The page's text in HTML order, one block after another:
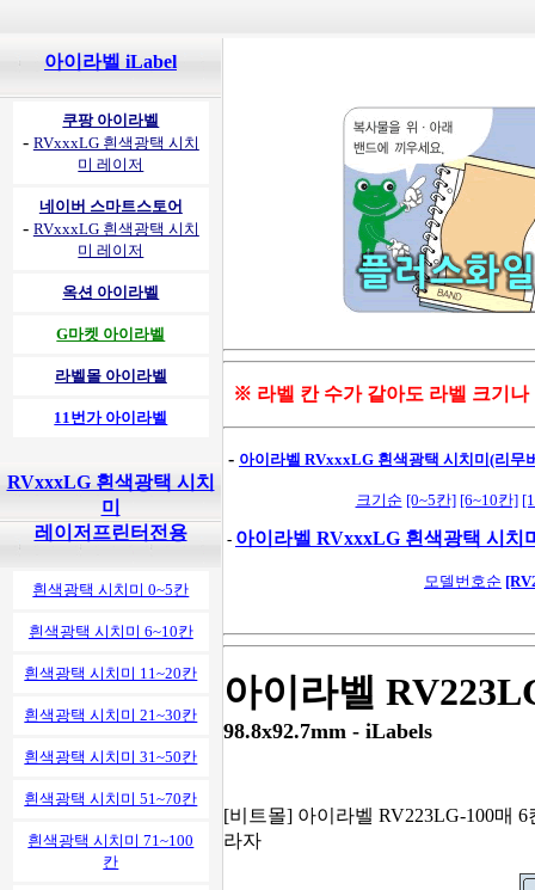
아이라벨 iLabel
쿠팡 아이라벨
- RVxxxLG 흰색광택 시치
미 레이저
네이버 스마트스토어
- RVxxxLG 흰색광택 시치
미 레이저
옥션 아이라벨
G마켓 아이라벨
라벨몰 아이라벨
11번가 아이라벨
RVxxxLG 흰색광택 시치
미
레이저프린터전용
흰색광택 시치미 0~5칸
흰색광택 시치미 6~10칸
흰색광택 시치미 11~20칸
흰색광택 시치미 21~30칸
흰색광택 시치미 31~50칸
흰색광택 시치미 51~70칸
흰색광택 시치미 71~100
칸
※ 라벨 칸 수가 같아도 라벨 크기나
- 아이라벨 RVxxxLG 흰색광택 시치미(리무
크기순 [0~5칸] [6~10칸]
- 아이라벨 RVxxxLG 흰색광택 시치
모델번호순
아이라벨
98.8x92.7mm - iLabels
[비트몰] 아이라벨 RV223LG-100매
라자